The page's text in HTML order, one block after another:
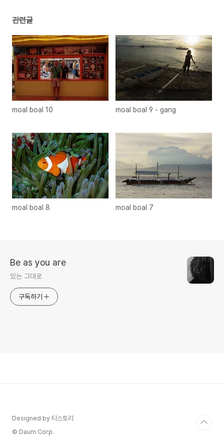
관련글
moal boal 10 moal boal 9 - gang
moal boal 8 moal boal 7
Be as you are
있는 그대로
구독하기
Designed by 티스토리
© Daum Corp.